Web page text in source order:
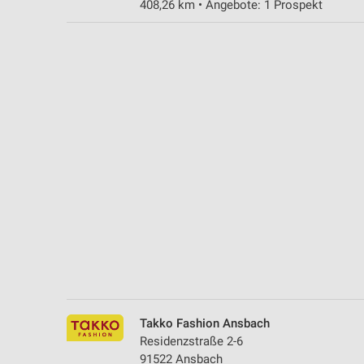
408,26 km • Angebote: 1 Prospekt
Takko Fashion Ansbach
Residenzstraße 2-6
91522 Ansbach
Messung der Performance von Inhalten
Funktional